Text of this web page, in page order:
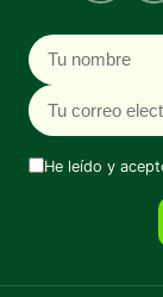
Nombre
Correo
He leído y